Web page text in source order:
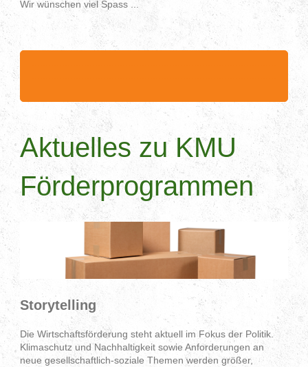
Wir wünschen viel Spass ...
Aktuelles zu KMU
Förderprogrammen
Storytelling
Die Wirtschaftsförderung steht aktuell im Fokus der Politik.
Klimaschutz und Nachhaltigkeit sowie Anforderungen an
neue gesellschaftlich-soziale Themen werden größer,